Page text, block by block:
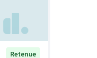
Retenue